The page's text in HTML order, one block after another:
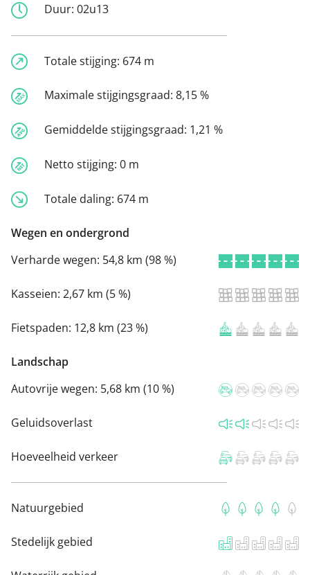
Duur: 02u13
Totale stijging: 674 m
Maximale stijgingsgraad: 8,15 %
Gemiddelde stijgingsgraad: 1,21 %
Netto stijging: 0 m
Totale daling: 674 m
Wegen en ondergrond
Verharde wegen: 54,8 km (98 %)
Kasseien: 2,67 km (5 %)
Fietspaden: 12,8 km (23 %)
Landschap
Autovrije wegen: 5,68 km (10 %)
Geluidsoverlast
Hoeveelheid verkeer
Natuurgebied
Stedelijk gebied